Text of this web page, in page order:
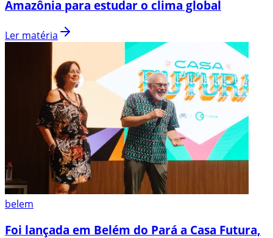
Amazônia para estudar o clima global
Ler matéria
belem
Foi lançada em Belém do Pará a Casa Futura,